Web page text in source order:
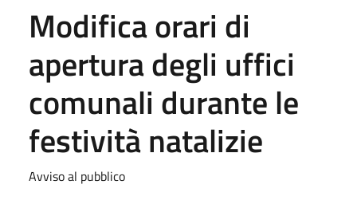
Modifica orari di
apertura degli uffici
comunali durante le
festività natalizie
Avviso al pubblico